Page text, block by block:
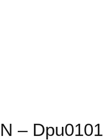
– Dpu0101